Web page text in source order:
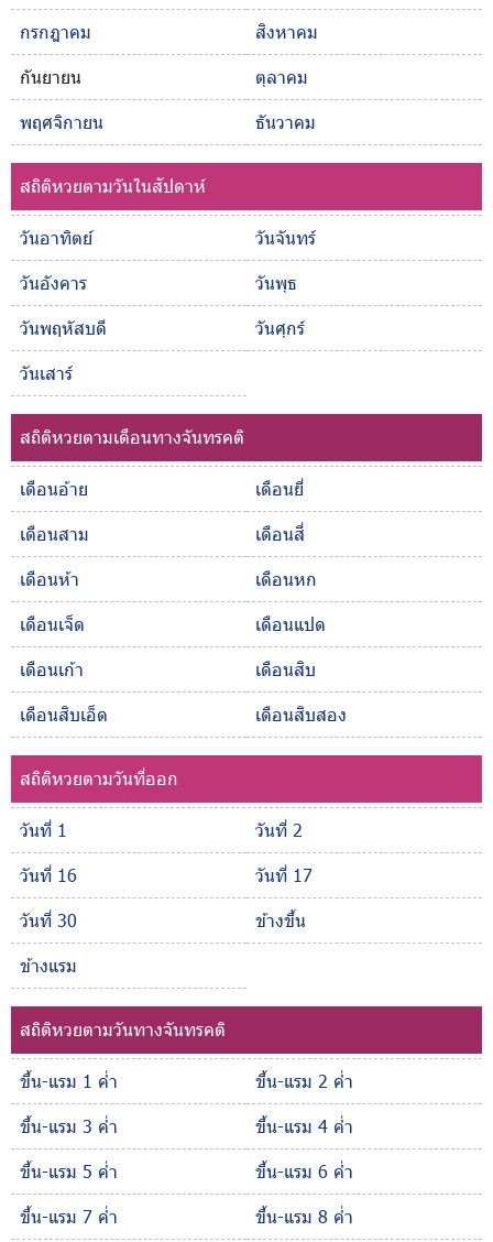
กรกฎาคม
สิงหาคม
กันยายน
ตุลาคม
พฤศจิกายน
ธันวาคม
สถิติหวยตามวันในสัปดาห์
วันอาทิตย์
วันจันทร์
วันอังคาร
วันพุธ
วันพฤหัสบดี
วันศุกร์
วันเสาร์
สถิติหวยตามเดือนทางจันทรคติ
เดือนอ้าย
เดือนยี่
เดือนสาม
เดือนสี่
เดือนห้า
เดือนหก
เดือนเจ็ด
เดือนแปด
เดือนเก้า
เดือนสิบ
เดือนสิบเอ็ด
เดือนสิบสอง
สถิติหวยตามวันที่ออก
วันที่ 1
วันที่ 2
วันที่ 16
วันที่ 17
วันที่ 30
ข้างขึ้น
ข้างแรม
สถิติหวยตามวันทางจันทรคติ
ขึ้น-แรม 1 ค่ำ
ขึ้น-แรม 2 ค่ำ
ขึ้น-แรม 3 ค่ำ
ขึ้น-แรม 4 ค่ำ
ขึ้น-แรม 5 ค่ำ
ขึ้น-แรม 6 ค่ำ
ขึ้น-แรม 7 ค่ำ
ขึ้น-แรม 8 ค่ำ